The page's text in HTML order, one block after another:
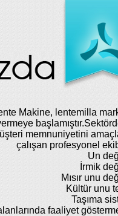
Makine, lentemilla
memnuniyetini
çalışan profesyonel
Un
İrmik
Mısır unu
Kültür unu
Taşıma
faaliyet